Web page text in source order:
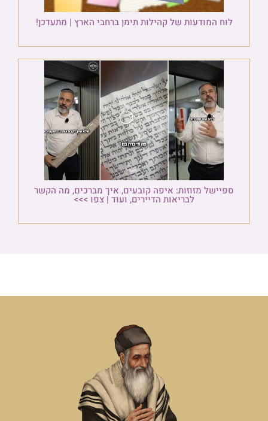
לוח המודעות של קהילות תימן ברחבי הארץ | מתעדכן!
ספיישל מזוזות: איפה קובעים, איך מברכים, מה הקשר
לבריאות הדיירים, ועוד | צפו >>>